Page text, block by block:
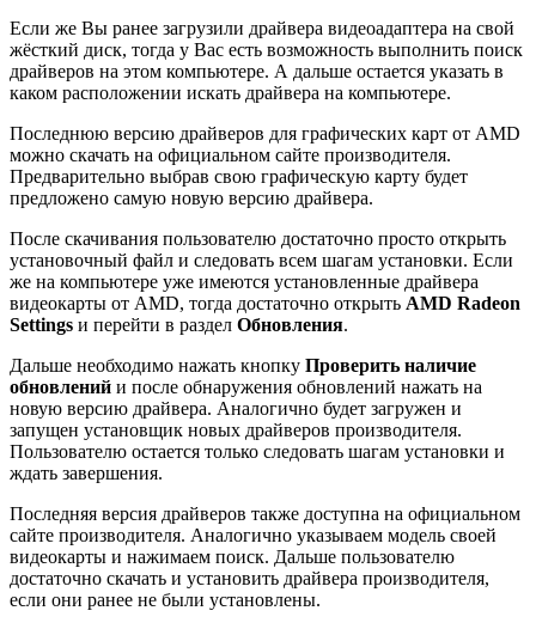
Если же Вы ранее загрузили драйвера видеоадаптера на свой
жёсткий диск, тогда у Вас есть возможность выполнить поиск
драйверов на этом компьютере. А дальше остается указать в
каком расположении искать драйвера на компьютере.
Последнюю версию драйверов для графических карт от AMD
можно скачать на официальном сайте производителя.
Предварительно выбрав свою графическую карту будет
предложено самую новую версию драйвера.
После скачивания пользователю достаточно просто открыть
установочный файл и следовать всем шагам установки. Если
же на компьютере уже имеются установленные драйвера
видеокарты от AMD, тогда достаточно открыть AMD Radeon
Settings и перейти в раздел Обновления.
Дальше необходимо нажать кнопку Проверить наличие
обновлений и после обнаружения обновлений нажать на
новую версию драйвера. Аналогично будет загружен и
запущен установщик новых драйверов производителя.
Пользователю остается только следовать шагам установки и
ждать завершения.
Последняя версия драйверов также доступна на официальном
сайте производителя. Аналогично указываем модель своей
видеокарты и нажимаем поиск. Дальше пользователю
достаточно скачать и установить драйвера производителя,
если они ранее не были установлены.